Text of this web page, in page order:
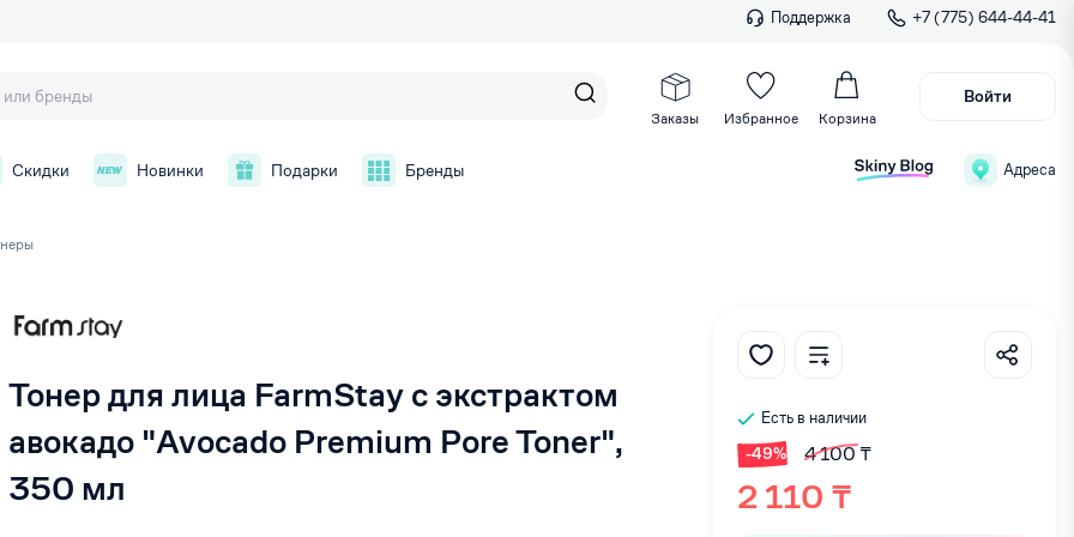
Поддержка +7 (775) 644-44-41
Заказы Избранное Корзина
Войти
Скидки Новинки Подарки Бренды Адреса
Тонер для лица FarmStay с экстрактом
авокадо "Avocado Premium Pore Toner",
350 мл
Есть в наличии
-49%
4 100 ₸
2 110 ₸